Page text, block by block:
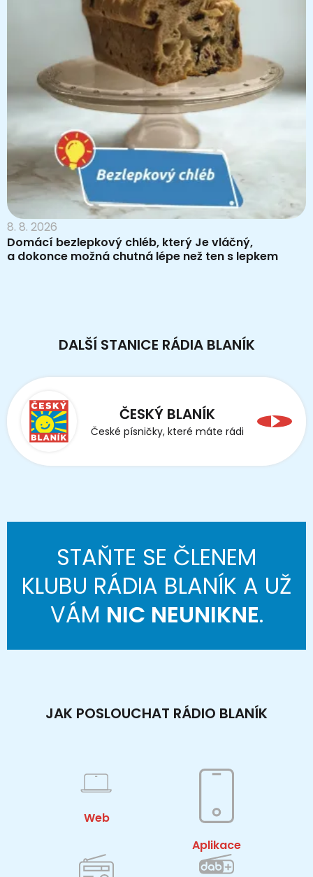
8. 8. 2026
Domácí bezlepkový chléb, který Je vláčný,
a dokonce možná chutná lépe než ten s lepkem
DALŠÍ STANICE RÁDIA BLANÍK
ČESKÝ BLANÍK
České písničky, které máte rádi
STAŇTE SE ČLENEM
KLUBU RÁDIA BLANÍK A UŽ
VÁM NIC NEUNIKNE.
JAK POSLOUCHAT RÁDIO BLANÍK
Web
Aplikace